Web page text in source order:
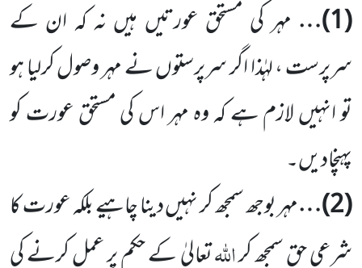
(
1
)… مہر کی مستحق عورتیں ہیں نہ کہ ان کے
سرپرست ، لہٰذا اگر سرپرستوں نے مہر وصول کرلیا ہو
تو انہیں لازم ہے کہ وہ مہر اس کی مستحق عورت کو
پہنچادیں۔
(
2
)…مہر بوجھ سمجھ کر نہیں دینا چاہیے بلکہ عورت کا
شرعی حق سمجھ کراللہتعالیٰ کے حکم پر عمل کرنے کی